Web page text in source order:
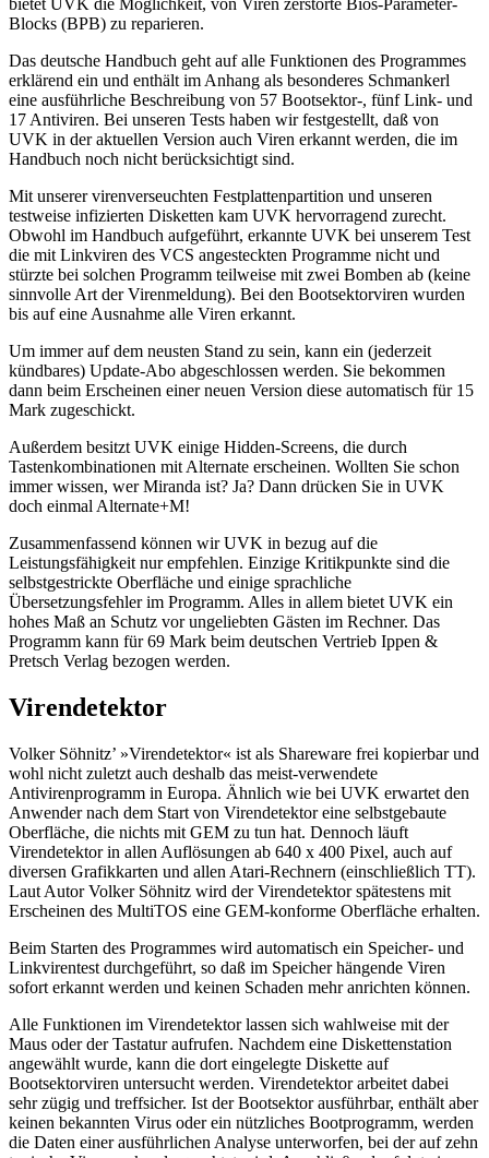
Blocks (BPB) zu reparieren.
Das deutsche Handbuch geht auf alle Funktionen des Programmes
erklärend ein und enthält im Anhang als besonderes Schmankerl
eine ausführliche Beschreibung von 57 Bootsektor-, fünf Link- und
17 Antiviren. Bei unseren Tests haben wir festgestellt, daß von
UVK in der aktuellen Version auch Viren erkannt werden, die im
Handbuch noch nicht berücksichtigt sind.
Mit unserer virenverseuchten Festplattenpartition und unseren
testweise infizierten Disketten kam UVK hervorragend zurecht.
Obwohl im Handbuch aufgeführt, erkannte UVK bei unserem Test
die mit Linkviren des VCS angesteckten Programme nicht und
stürzte bei solchen Programm teilweise mit zwei Bomben ab (keine
sinnvolle Art der Virenmeldung). Bei den Bootsektorviren wurden
bis auf eine Ausnahme alle Viren erkannt.
Um immer auf dem neusten Stand zu sein, kann ein (jederzeit
kündbares) Update-Abo abgeschlossen werden. Sie bekommen
dann beim Erscheinen einer neuen Version diese automatisch für 15
Mark zugeschickt.
Außerdem besitzt UVK einige Hidden-Screens, die durch
Tastenkombinationen mit Alternate erscheinen. Wollten Sie schon
immer wissen, wer Miranda ist? Ja? Dann drücken Sie in UVK
doch einmal Alternate+M!
Zusammenfassend können wir UVK in bezug auf die
Leistungsfähigkeit nur empfehlen. Einzige Kritikpunkte sind die
selbstgestrickte Oberfläche und einige sprachliche
Übersetzungsfehler im Programm. Alles in allem bietet UVK ein
hohes Maß an Schutz vor ungeliebten Gästen im Rechner. Das
Programm kann für 69 Mark beim deutschen Vertrieb Ippen &
Pretsch Verlag bezogen werden.
Virendetektor
Volker Söhnitz’ »Virendetektor« ist als Shareware frei kopierbar und
wohl nicht zuletzt auch deshalb das meist-verwendete
Antivirenprogramm in Europa. Ähnlich wie bei UVK erwartet den
Anwender nach dem Start von Virendetektor eine selbstgebaute
Oberfläche, die nichts mit GEM zu tun hat. Dennoch läuft
Virendetektor in allen Auflösungen ab 640 x 400 Pixel, auch auf
diversen Grafikkarten und allen Atari-Rechnern (einschließlich TT).
Laut Autor Volker Söhnitz wird der Virendetektor spätestens mit
Erscheinen des MultiTOS eine GEM-konforme Oberfläche erhalten.
Beim Starten des Programmes wird automatisch ein Speicher- und
Linkvirentest durchgeführt, so daß im Speicher hängende Viren
sofort erkannt werden und keinen Schaden mehr anrichten können.
Alle Funktionen im Virendetektor lassen sich wahlweise mit der
Maus oder der Tastatur aufrufen. Nachdem eine Diskettenstation
angewählt wurde, kann die dort eingelegte Diskette auf
Bootsektorviren untersucht werden. Virendetektor arbeitet dabei
sehr zügig und treffsicher. Ist der Bootsektor ausführbar, enthält aber
keinen bekannten Virus oder ein nützliches Bootprogramm, werden
die Daten einer ausführlichen Analyse unterworfen, bei der auf zehn